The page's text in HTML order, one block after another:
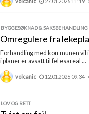
BYGGESØKNAD & SAKSBEHANDLING
Omregulere fra
Forhandling med kommunen vil
i planer er avsatt til fellesareal ...
volcanic 12.01.2026 09:34
LOV OG RETT